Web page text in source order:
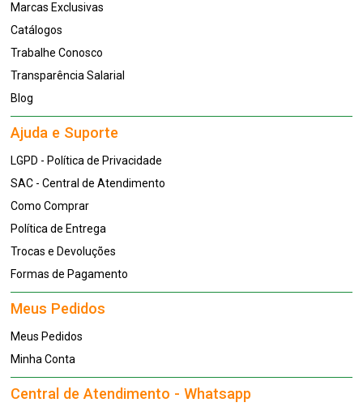
Marcas Exclusivas
Catálogos
Trabalhe Conosco
Transparência Salarial
Blog
Ajuda e Suporte
LGPD - Política de Privacidade
SAC - Central de Atendimento
Como Comprar
Política de Entrega
Trocas e Devoluções
Formas de Pagamento
Meus Pedidos
Meus Pedidos
Minha Conta
Central de Atendimento - Whatsapp